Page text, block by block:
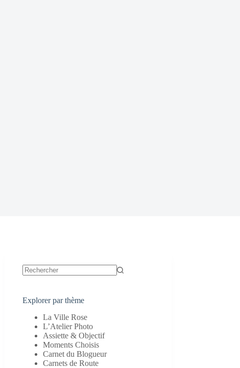
Explorer par thème
La Ville Rose
L’Atelier Photo
Assiette & Objectif
Moments Choisis
Carnet du Blogueur
Carnets de Route